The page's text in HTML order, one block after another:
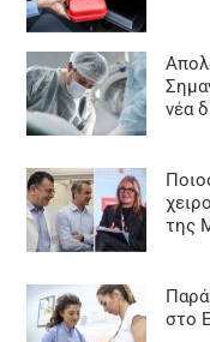
νέα
της
στο